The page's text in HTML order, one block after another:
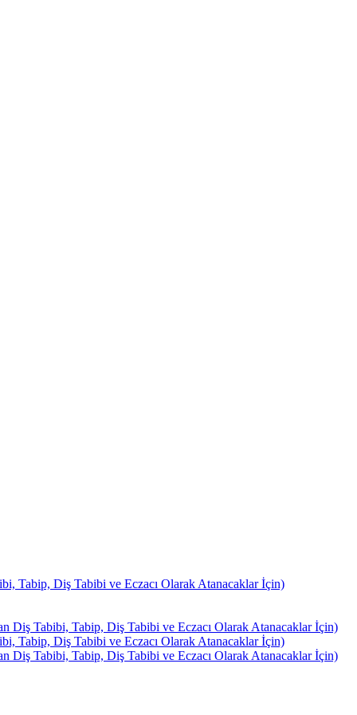
Tabip, Diş Tabibi ve Eczacı Olarak Atanacaklar İçin)
Diş Tabibi, Tabip, Diş Tabibi ve Eczacı Olarak Atanacaklar İçin)
Tabip, Diş Tabibi ve Eczacı Olarak Atanacaklar İçin)
Diş Tabibi, Tabip, Diş Tabibi ve Eczacı Olarak Atanacaklar İçin)